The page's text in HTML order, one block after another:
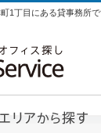
1丁目にある貸事務所